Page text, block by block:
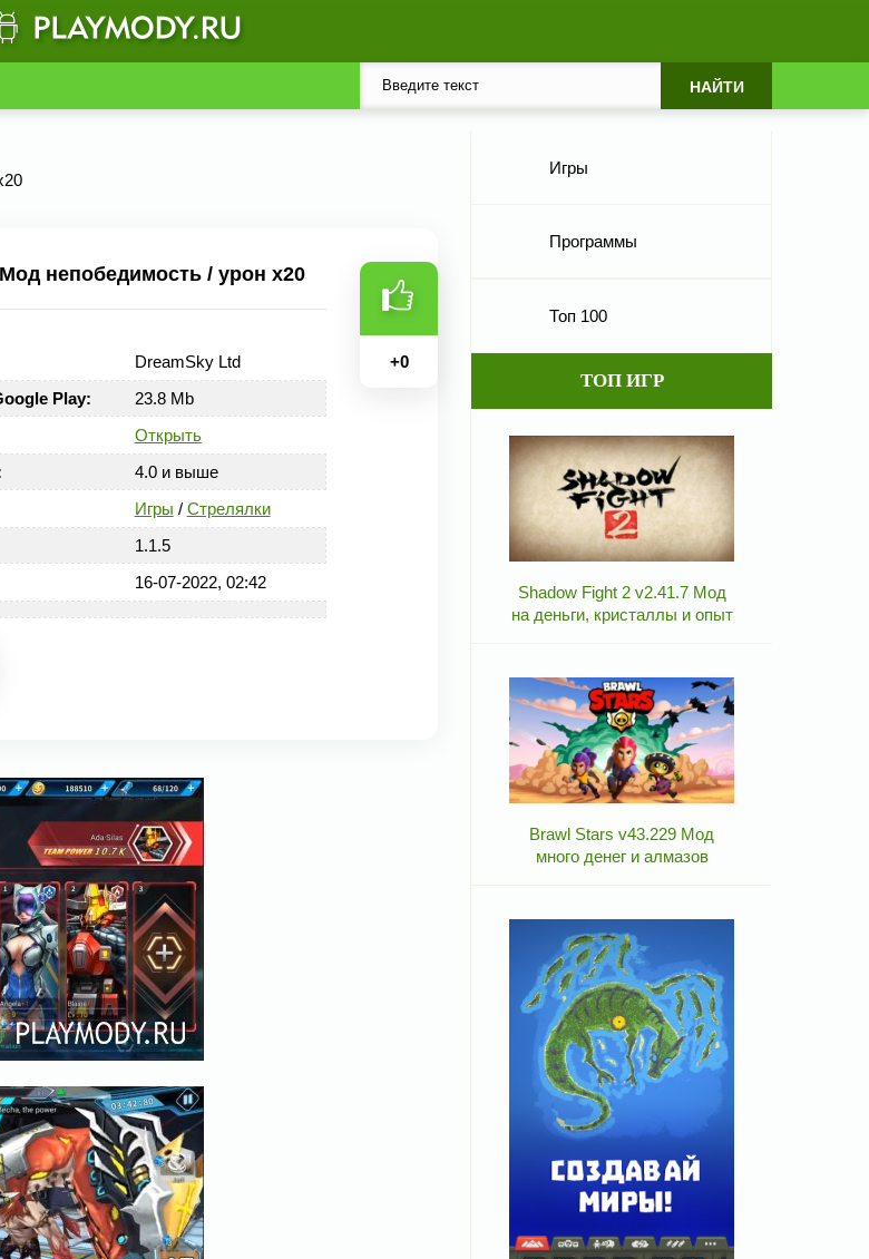
непобедимость / урон x20
DreamSky Ltd
Play:
23.8 Mb
Открыть
4.0 и выше
Игры / Стрелялки
1.1.5
16-07-2022, 02:42
+0
Игры
Программы
Топ 100
ТОП ИГР
Shadow Fight 2 v2.41.7 Мод
на деньги, кристаллы и опыт
Brawl Stars v43.229 Мод
много денег и алмазов